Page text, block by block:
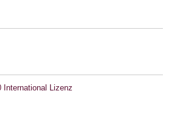
International Lizenz